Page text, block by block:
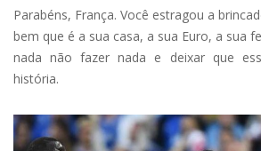
Parabéns, França. Você estragou a
bem que é a sua casa, a sua Euro, a sua
nada não fazer nada e deixar que
história.